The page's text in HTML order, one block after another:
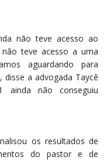
não teve acesso ao
teve acesso a uma
aguardando para
a advogada Taycê
ainda não conseguiu
os resultados de
do pastor e de